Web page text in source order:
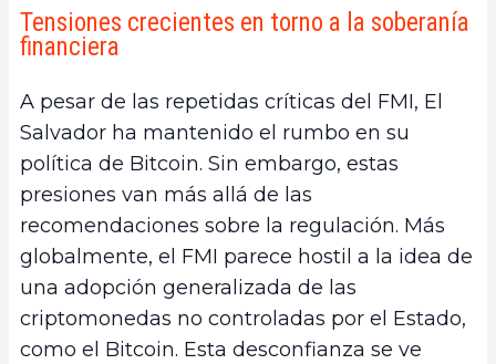
Tensiones crecientes en torno a la soberanía
financiera
A pesar de las repetidas críticas del FMI, El
Salvador ha mantenido el rumbo en su
política de Bitcoin. Sin embargo, estas
presiones van más allá de las
recomendaciones sobre la regulación. Más
globalmente, el FMI parece hostil a la idea de
una adopción generalizada de las
criptomonedas no controladas por el Estado,
como el Bitcoin. Esta desconfianza se ve